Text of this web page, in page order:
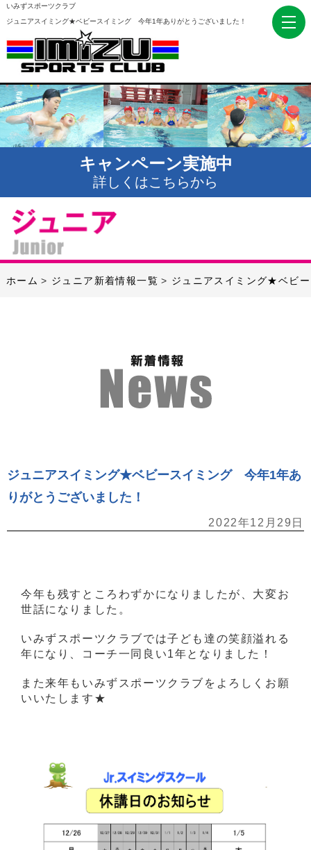
いみずスポーツクラブ
ジュニアスイミング★ベビースイミング 今年1年ありがとうございました！
キャンペーン実施中
詳しくはこちらから
ホーム ジュニア新着情報一覧 ジュニアスイミング★ベビ
ジュニアスイミング★ベビースイミング 今年1年あ
りがとうございました！
2022年12月29日
今年も残すところわずかになりましたが、大変お
世話になりました。
いみずスポーツクラブでは子ども達の笑顔溢れる
年になり、コーチ一同良い1年となりました！
また来年もいみずスポーツクラブをよろしくお願
いいたします★